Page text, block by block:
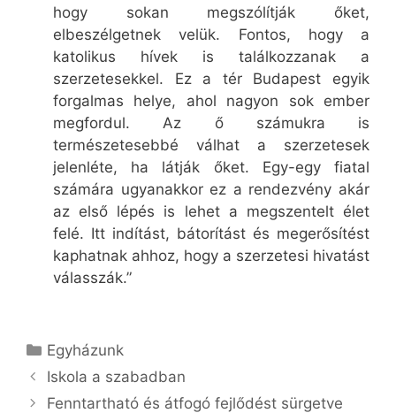
hogy sokan megszólítják őket,
elbeszélgetnek velük. Fontos, hogy a
katolikus hívek is találkozzanak a
szerzetesekkel. Ez a tér Budapest egyik
forgalmas helye, ahol nagyon sok ember
megfordul. Az ő számukra is
természetesebbé válhat a szerzetesek
jelenléte, ha látják őket. Egy-egy fiatal
számára ugyanakkor ez a rendezvény akár
az első lépés is lehet a megszentelt élet
felé. Itt indítást, bátorítást és megerősítést
kaphatnak ahhoz, hogy a szerzetesi hivatást
válasszák.”
Kategória
Egyházunk
Iskola a szabadban
Fenntartható és átfogó fejlődést sürgetve